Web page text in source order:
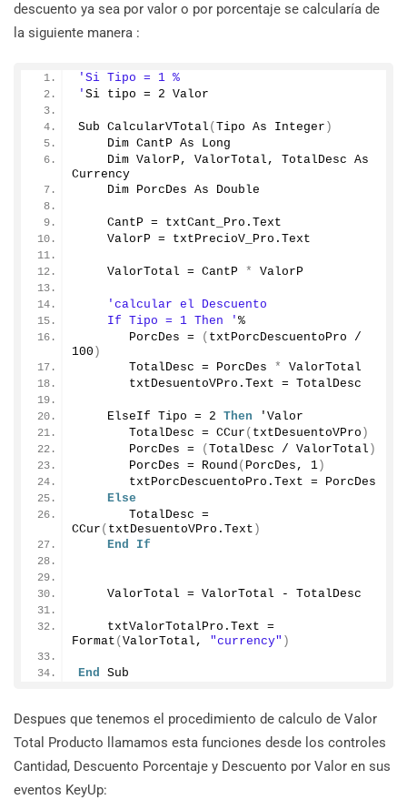
descuento ya sea por valor o por porcentaje se calcularía de
la siguiente manera :
'Si Tipo = 1 %
' Si tipo = 2 Valor
Sub CalcularVTotal ( Tipo As Integer )
    Dim CantP As Long
    Dim ValorP, ValorTotal, TotalDesc As
Currency
    Dim PorcDes As Double
    CantP = txtCant_Pro.
Text
    ValorP = txtPrecioV_Pro.
Text
    ValorTotal = CantP
* ValorP
'calcular el Descuento
    If Tipo = 1 Then '
%
       PorcDes =
(
100 )
       TotalDesc = PorcDes
*
ValorTotal
       txtDesuentoVPro.
Text = TotalDesc
    ElseIf Tipo =
2 Then 'Valor
       TotalDesc =
CCur ( txtDesuentoVPro )
       PorcDes =
( TotalDesc / ValorTotal )
       PorcDes =
Round ( PorcDes, 1 )
       txtPorcDescuentoPro.
Text = PorcDes
Else
CCur ( txtDesuentoVPro. Text )
End
If
    ValorTotal = ValorTotal - TotalDesc
    txtValorTotalPro.
Text
Format ( ValorTotal, "currency" )
End Sub
Despues que tenemos el procedimiento de calculo de Valor
Total Producto llamamos esta funciones desde los controles
Cantidad, Descuento Porcentaje y Descuento por Valor en sus
eventos KeyUp: